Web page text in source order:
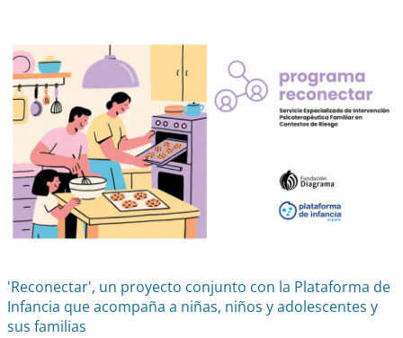
'Reconectar', un proyecto conjunto con la Plataforma de
Infancia que acompaña a niñas, niños y adolescentes y
sus familias